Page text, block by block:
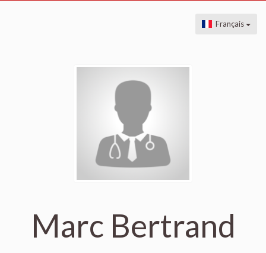
Français
Marc Bertrand